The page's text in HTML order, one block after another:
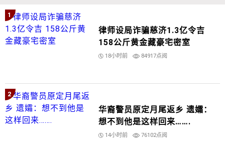
1
律师设局诈骗慈济1.3亿令吉
158公斤黄金藏豪宅密室
18小时前 84917点阅
2
华裔警员原定月尾返乡 遗孀：
想不到他是这样回来…….
14小时前 76102点阅